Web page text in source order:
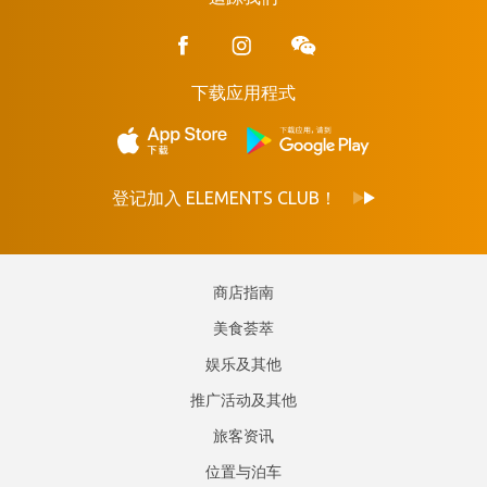
下载应用程式
登记加入 ELEMENTS CLUB！
商店指南
美食荟萃
娱乐及其他
推广活动及其他
旅客资讯
位置与泊车